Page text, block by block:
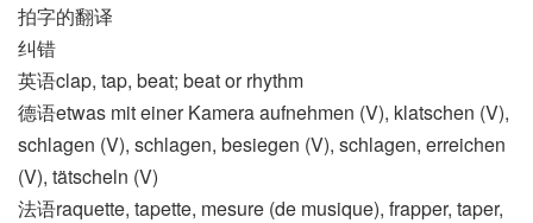
拍字的翻译
纠错
英语clap, tap, beat; beat or rhythm
德语etwas mit einer Kamera aufnehmen (V)​, klatschen (V)​,
schlagen (V)​, schlagen, besiegen (V)​, schlagen, erreichen
(V)​, tätscheln (V)
法语raquette, tapette, mesure (de musique)​, frapper, taper,